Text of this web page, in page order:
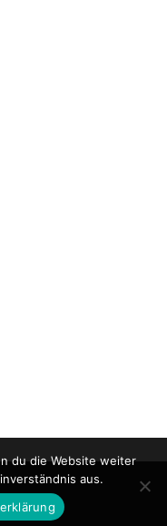
du die Website weiter
aus.